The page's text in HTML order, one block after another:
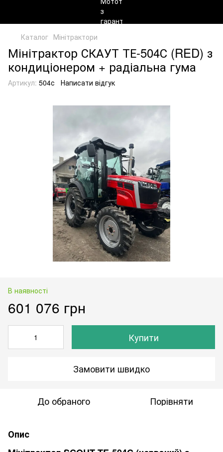
Каталог Мінітрактори
Мінітрактор СКАУТ ТЕ-504С (RED) з
кондиціонером + радіальна гума
Артикул: 504с Написати відгук
В наявності
601 076 грн
Купити
Замовити швидко
До обраного Порівняти
Опис